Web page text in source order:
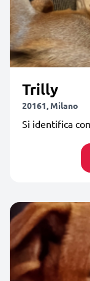
Trilly
20161, Milano
Si identifica